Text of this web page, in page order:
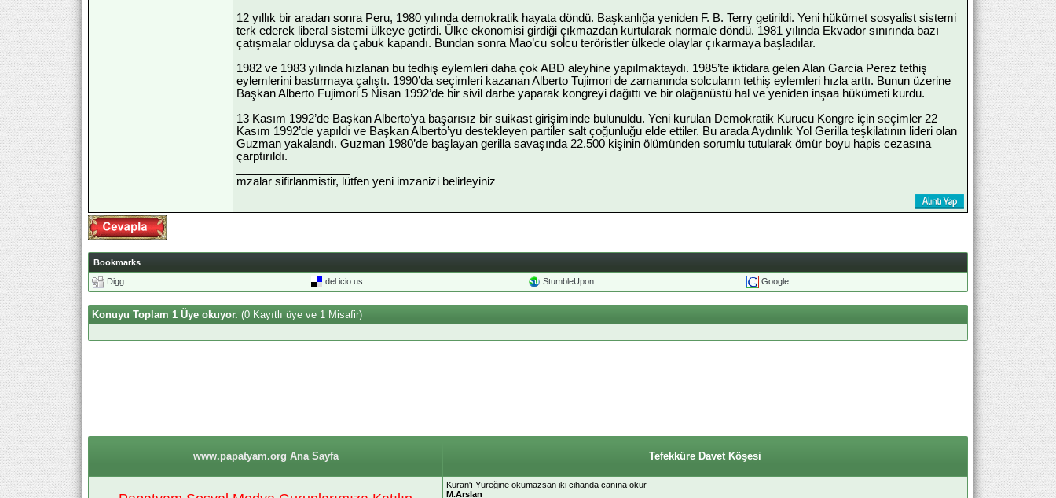
12 yıllık bir aradan sonra Peru, 1980 yılında demokratik hayata döndü. Başkanlığa yeniden F. B. Terry getirildi. Yeni hükümet sosyalist sistemi
terk ederek liberal sistemi ülkeye getirdi. Ülke ekonomisi girdiği çıkmazdan kurtularak normale döndü. 1981 yılında Ekvador sınırında bazı
çatışmalar olduysa da çabuk kapandı. Bundan sonra Mao’cu solcu teröristler ülkede olaylar çıkarmaya başladılar.
1982 ve 1983 yılında hızlanan bu tedhiş eylemleri daha çok ABD aleyhine yapılmaktaydı. 1985’te iktidara gelen Alan Garcia Perez tethiş
eylemlerini bastırmaya çalıştı. 1990’da seçimleri kazanan Alberto Tujimori de zamanında solcuların tethiş eylemleri hızla arttı. Bunun üzerine
Başkan Alberto Fujimori 5 Nisan 1992’de bir sivil darbe yaparak kongreyi dağıttı ve bir olağanüstü hal ve yeniden inşaa hükümeti kurdu.
13 Kasım 1992’de Başkan Alberto’ya başarısız bir suikast girişiminde bulunuldu. Yeni kurulan Demokratik Kurucu Kongre için seçimler 22
Kasım 1992’de yapıldı ve Başkan Alberto’yu destekleyen partiler salt çoğunluğu elde ettiler. Bu arada Aydınlık Yol Gerilla teşkilatının lideri olan
Guzman yakalandı. Guzman 1980’de başlayan gerilla savaşında 22.500 kişinin ölümünden sorumlu tutularak ömür boyu hapis cezasına
çarptırıldı.
mzalar sifirlanmistir, lütfen yeni imzanizi belirleyiniz
Bookmarks
Digg
del.icio.us StumbleUpon Google
Konuyu Toplam 1 Üye okuyor. (0 Kayıtlı üye ve 1 Misafir)
www.papatyam.org Ana Sayfa Tefekküre Davet Köşesi
Kuran'ı Yüreğine okumazsan iki cihanda canına okur
M.Arslan